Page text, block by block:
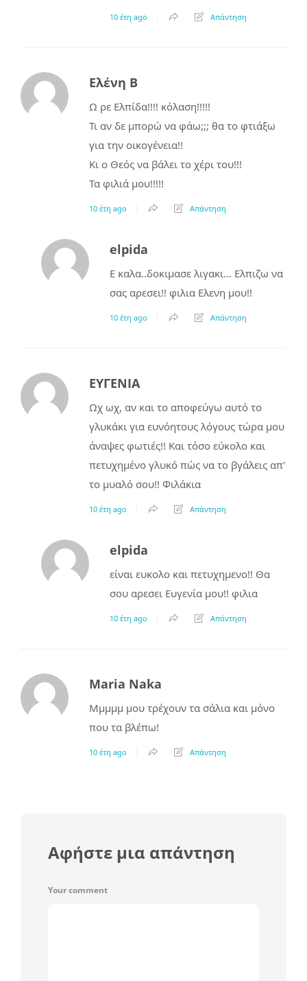
10 έτη ago Απάντηση
Ελένη B
Ω ρε Ελπίδα!!!! κόλαση!!!!!
Τι αν δε μπορώ να φάω;;; θα το φτιάξω
για την οικογένεια!!
Κι ο Θεός να βάλει το χέρι του!!!
Τα φιλιά μου!!!!!
10 έτη ago Απάντηση
elpida
Ε καλα..δοκιμασε λιγακι… Ελπιζω να
σας αρεσει!! φιλια Ελενη μου!!
10 έτη ago Απάντηση
ΕΥΓΕΝΙΑ
Ωχ ωχ, αν και το αποφεύγω αυτό το
γλυκάκι για ευνόητους λόγους τώρα μου
άναψες φωτιές!! Και τόσο εύκολο και
πετυχημένο γλυκό πώς να το βγάλεις απ'
το μυαλό σου!! Φιλάκια
10 έτη ago Απάντηση
elpida
είναι ευκολο και πετυχημενο!! Θα
σου αρεσει Ευγενία μου!! φιλια
10 έτη ago Απάντηση
Maria Naka
Μμμμμ μου τρέχουν τα σάλια και μόνο
που τα βλέπω!
10 έτη ago Απάντηση
Αφήστε μια απάντηση
Your comment